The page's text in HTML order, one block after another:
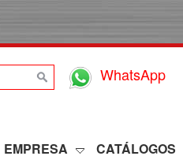
WhatsApp
EMPRESA CATÁLOGOS